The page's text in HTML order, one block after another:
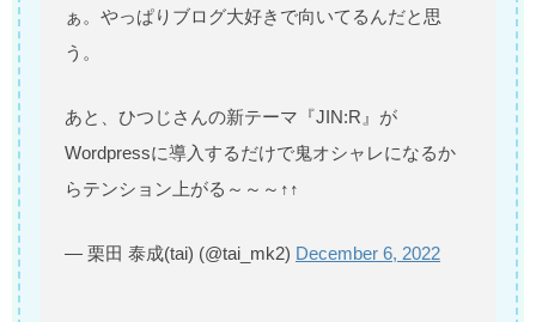
ぁ。やっぱりブログ大好きで向いてるんだと思
う。
あと、ひつじさんの新テーマ『JIN:R』が
Wordpressに導入するだけで鬼オシャレになるか
らテンション上がる～～～↑↑
— 栗田 泰成(tai) (@tai_mk2) December 6, 2022